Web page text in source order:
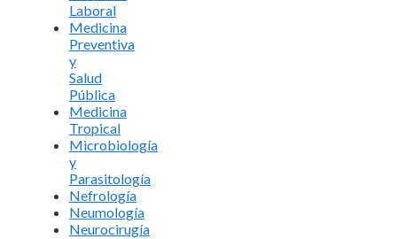
Laboral
Medicina
Preventiva
y
Salud
Pública
Medicina
Tropical
Microbiología
y
Parasitología
Nefrología
Neumología
Neurocirugía